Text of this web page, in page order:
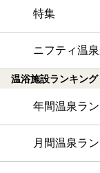
特集
ニフティ温
温浴施設ランキング
年間温泉ラ
月間温泉ラ